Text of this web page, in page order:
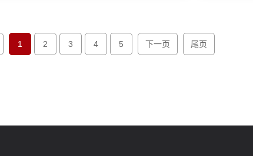
1 2 3 4 5 下一页 尾页